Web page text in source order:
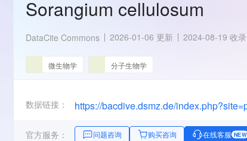
Sorangium cellulosum
DataCite Commons 2026-01-06 更新 2024-08-19 收录
微生物学 分子生物学
数据链接：
官方服务： 问题咨询 购买咨询 在线客服 NEW